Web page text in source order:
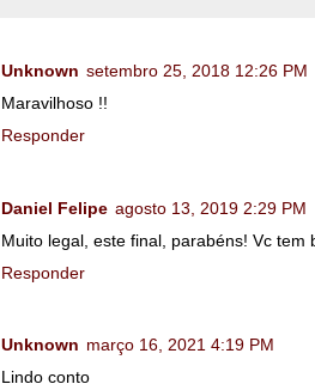
Unknown setembro 25, 2018 12:26 PM
Maravilhoso !!
Responder
Daniel Felipe agosto 13, 2019 2:29 PM
Muito legal, este final, parabéns! Vc tem
Responder
Unknown março 16, 2021 4:19 PM
Lindo conto